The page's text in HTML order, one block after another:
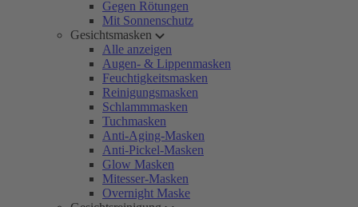
Gegen Rötungen
Mit Sonnenschutz
Gesichtsmasken
Alle anzeigen
Augen- & Lippenmasken
Feuchtigkeitsmasken
Reinigungsmasken
Schlammmasken
Tuchmasken
Anti-Aging-Masken
Anti-Pickel-Masken
Glow Masken
Mitesser-Masken
Overnight Maske